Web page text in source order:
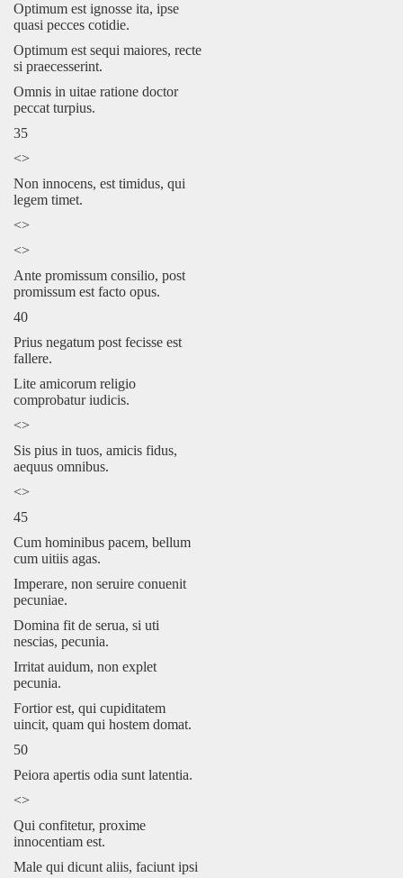
Optimum est ignosse ita, ipse
quasi pecces cotidie.
Optimum est sequi maiores, recte
si praecesserint.
Omnis in uitae ratione doctor
peccat turpius.
35
<>
Non innocens, est timidus, qui
legem timet.
<>
<>
Ante promissum consilio, post
promissum est facto opus.
40
Prius negatum post fecisse est
fallere.
Lite amicorum religio
comprobatur iudicis.
<>
Sis pius in tuos, amicis fidus,
aequus omnibus.
<>
45
Cum hominibus pacem, bellum
cum uitiis agas.
Imperare, non seruire conuenit
pecuniae.
Domina fit de serua, si uti
nescias, pecunia.
Irritat auidum, non explet
pecunia.
Fortior est, qui cupiditatem
uincit, quam qui hostem domat.
50
Peiora apertis odia sunt latentia.
<>
Qui confitetur, proxime
innocentiam est.
Male qui dicunt aliis, faciunt ipsi